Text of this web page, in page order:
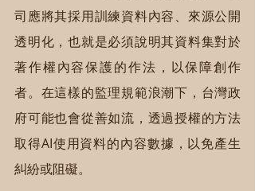
司應將其採用訓練資料內容、來源公開
透明化，也就是必須說明其資料集對於
著作權內容保護的作法，以保障創作
者。在這樣的監理規範浪潮下，台灣政
府可能也會從善如流，透過授權的方法
取得AI使用資料的內容數據，以免產生
糾紛或阻礙。